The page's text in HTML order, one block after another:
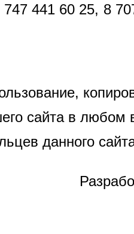
441 60 25, 8
сайта в любом
данного